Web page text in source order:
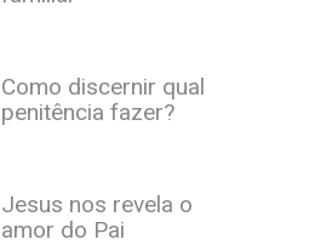
Como discernir qual
penitência fazer?
Jesus nos revela o
amor do Pai